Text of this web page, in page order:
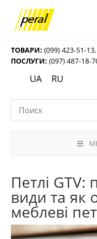
ТОВАРИ: (099) 423-51-13
ПОСЛУГИ: (097) 487-18-
UA RU
Петлі GTV:
види та як
меблеві